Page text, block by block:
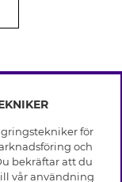
för
och
bekräftar att du
vår användning